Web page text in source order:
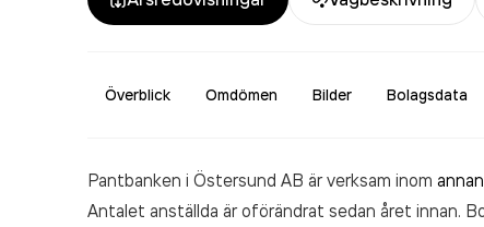
Överblick Omdömen Bilder Bolagsdata
Pantbanken i Östersund AB är verksam inom
Antalet anställda är oförändrat sedan året innan.